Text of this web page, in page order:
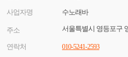
사업자명 수노래바
주소
연락처 010-5241-2593